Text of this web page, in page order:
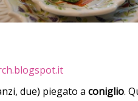
due) piegato a coniglio.